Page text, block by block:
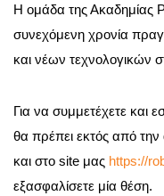
Η ομάδα της Ακαδημίας
συνεχόμενη χρονία
και νέων τεχνολογικών
Για να συμμετέχετε και
θα πρέπει εκτός από
και στο site μας https://
εξασφαλίσετε μία θέση.